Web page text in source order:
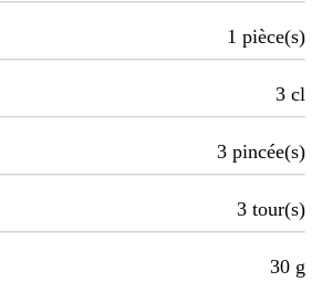
1 pièce(s)
3 cl
3 pincée(s)
3 tour(s)
30 g